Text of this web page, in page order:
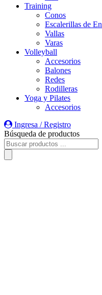
Training
Conos
Escalerillas de
Vallas
Varas
Volleyball
Accesorios
Balones
Redes
Rodilleras
Yoga y Pilates
Accesorios
Ingresa / Registro
Búsqueda de productos